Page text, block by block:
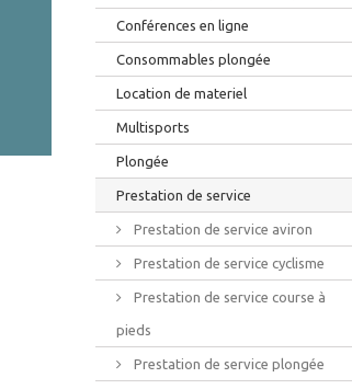
Conférences en ligne
Consommables plongée
Location de materiel
Multisports
Plongée
Prestation de service
Prestation de service aviron
Prestation de service cyclisme
Prestation de service course à
pieds
Prestation de service plongée